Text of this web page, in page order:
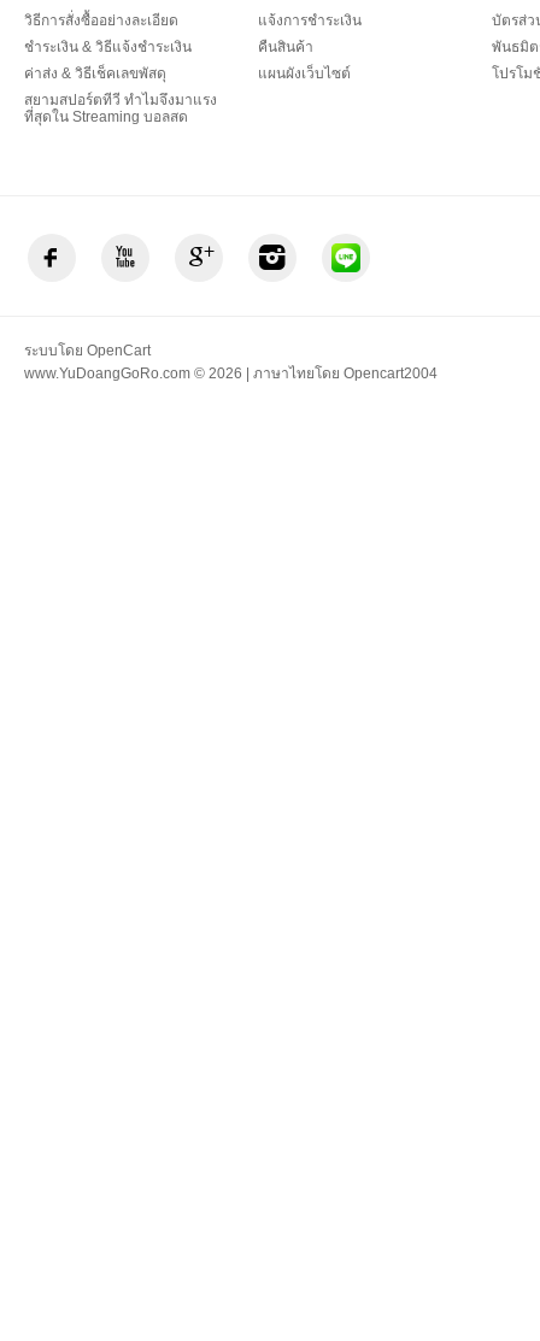
วิธีการสั่งซื้ออย่างละเอียด
ชำระเงิน & วิธีแจ้งชำระเงิน
ค่าส่ง & วิธีเช็คเลขพัสดุ
สยามสปอร์ตทีวี ทำไมจึงมาแรง
ที่สุดใน Streaming บอลสด
แจ้งการชำระเงิน
คืนสินค้า
แผนผังเว็บไซต์
บัตรส่ว
พันธมิต
โปรโม
ระบบโดย OpenCart
www.YuDoangGoRo.com © 2026 | ภาษาไทยโดย Opencart2004